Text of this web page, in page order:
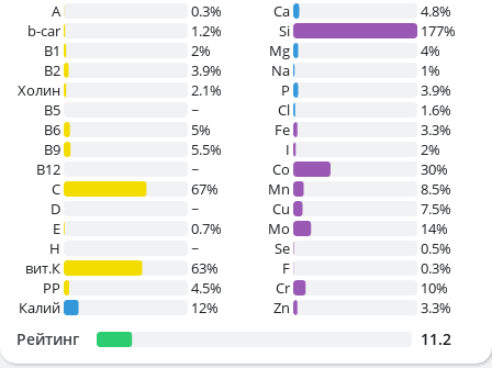
A
0.3%
b-car
1.2%
В1
2%
B2
3.9%
Холин
2.1%
B5
~
B6
5%
B9
5.5%
B12
~
C
67%
D
~
E
0.7%
H
~
вит.К
63%
PP
4.5%
Калий
12%
Ca
4.8%
Si
177%
Mg
4%
Na
1%
P
3.9%
Cl
1.6%
Fe
3.3%
I
2%
Co
30%
Mn
8.5%
Cu
7.5%
Mo
14%
Se
0.5%
F
0.3%
Cr
10%
Zn
3.3%
Рейтинг 11.2